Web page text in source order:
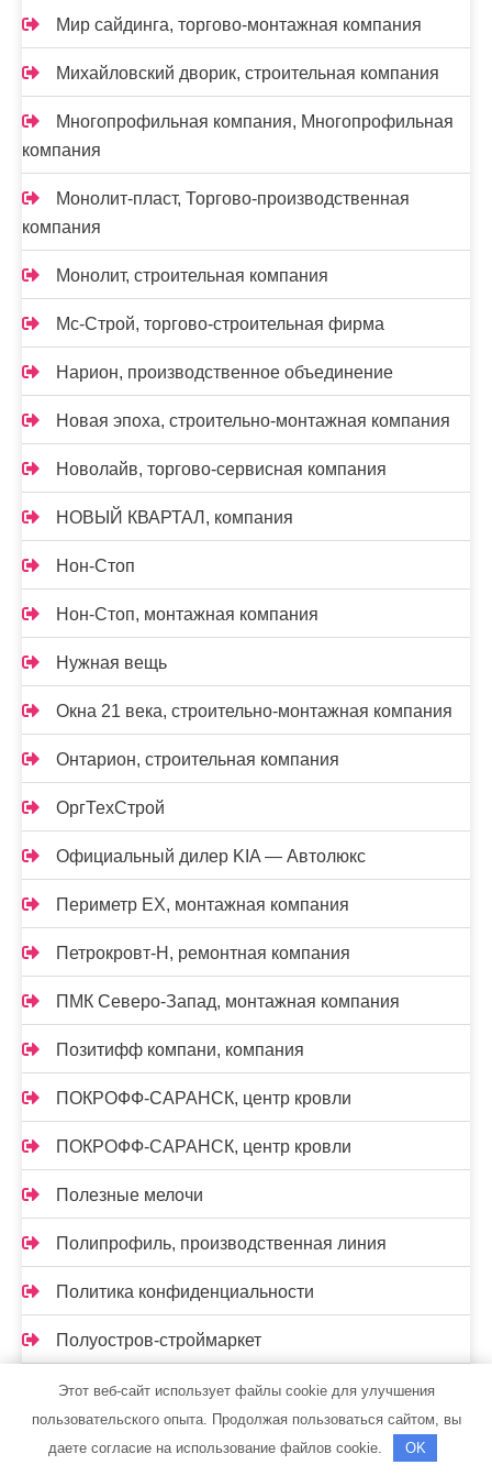
Мир сайдинга, торгово-монтажная компания
Михайловский дворик, строительная компания
Многопрофильная компания, Многопрофильная
компания
Монолит-пласт, Торгово-производственная
компания
Монолит, строительная компания
Мс-Строй, торгово-строительная фирма
Нарион, производственное объединение
Новая эпоха, строительно-монтажная компания
Новолайв, торгово-сервисная компания
НОВЫЙ КВАРТАЛ, компания
Нон-Стоп
Нон-Стоп, монтажная компания
Нужная вещь
Окна 21 века, строительно-монтажная компания
Онтарион, строительная компания
ОргТехСтрой
Официальный дилер KIA — Автолюкс
Периметр ЕХ, монтажная компания
Петрокровт-Н, ремонтная компания
ПМК Северо-Запад, монтажная компания
Позитифф компани, компания
ПОКРОФФ-САРАНСК, центр кровли
ПОКРОФФ-САРАНСК, центр кровли
Полезные мелочи
Полипрофиль, производственная линия
Политика конфиденциальности
Полуостров-строймаркет
Помощь, строительная группа
Портал, торгово-производственная компания
Этот веб-сайт использует файлы cookie для улучшения
пользовательского опыта. Продолжая пользоваться сайтом, вы
даете согласие на использование файлов cookie.
OK